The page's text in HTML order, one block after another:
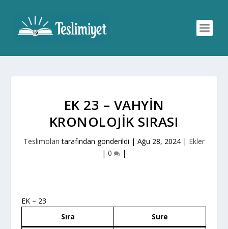
EK 23 – VAHYIN
KRONOLOJIK SIRASI
Teslimolan tarafından gönderildi | Ağu 28, 2024 | Ekler
| 0 |
EK – 23
Sıra
Sure